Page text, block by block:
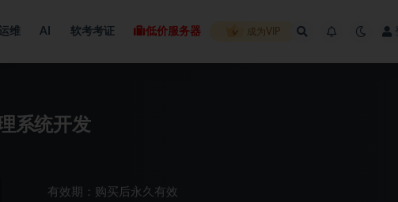
维 AI 软考考证 低价服务器 成为VIP
系统开发
有效期：购买后永久有效